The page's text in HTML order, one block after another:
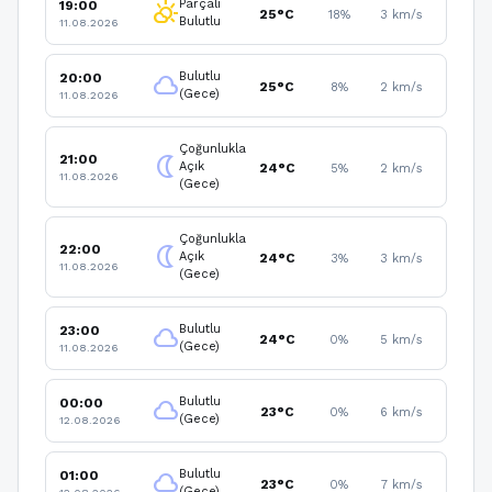
19:00
11.08.2026 partly_cloudy_day Parçalı
Bulutlu
25°C 18% 3 km/s
20:00
11.08.2026 cloudBulutlu
(Gece)
25°C 8% 2 km/s
21:00
11.08.2026 nightlight
Çoğunlukla
Açık
(Gece)
24°C 5% 2 km/s
22:00
11.08.2026 nightlight
Çoğunlukla
Açık
(Gece)
24°C 3% 3 km/s
23:00
11.08.2026 cloudBulutlu
(Gece)
24°C 0% 5 km/s
00:00
12.08.2026 cloudBulutlu
(Gece)
23°C 0% 6 km/s
01:00 cloudBulutlu
23°C 0% 7 km/s